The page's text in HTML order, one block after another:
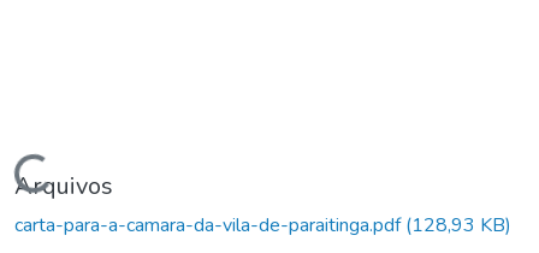
Carregando...
Arquivos
carta-para-a-camara-da-vila-de-paraitinga.pdf(128,93 KB)